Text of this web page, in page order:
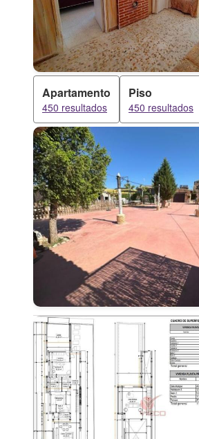
Apartamento
450 resultados
Piso
450 resultados